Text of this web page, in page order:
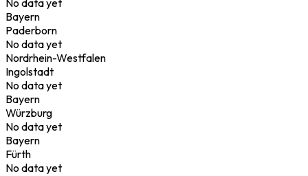
Bayern
Paderborn
No data yet
Nordrhein-Westfalen
Ingolstadt
No data yet
Bayern
Würzburg
No data yet
Bayern
Fürth
No data yet